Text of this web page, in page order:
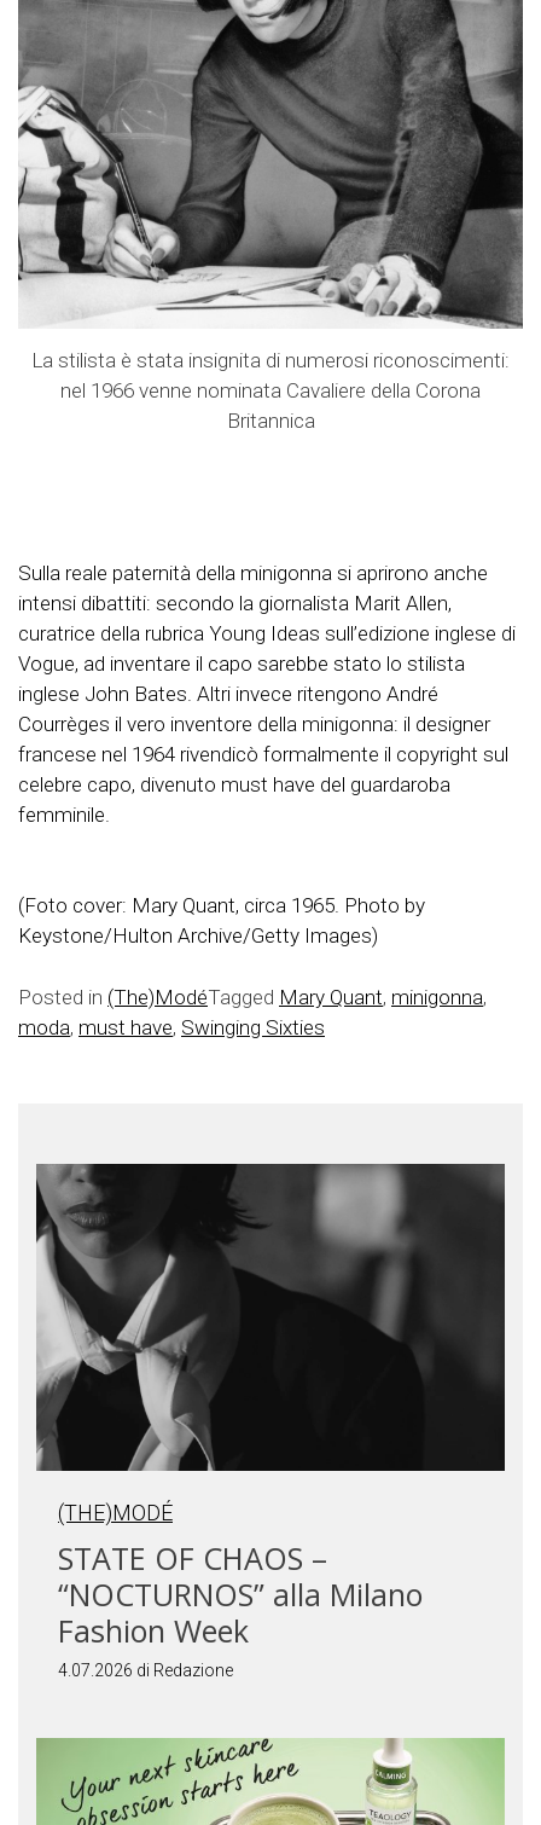
La stilista è stata insignita di numerosi riconoscimenti:
nel 1966 venne nominata Cavaliere della Corona
Britannica
Sulla reale paternità della minigonna si aprirono anche
intensi dibattiti: secondo la giornalista Marit Allen,
curatrice della rubrica Young Ideas sull’edizione inglese di
Vogue, ad inventare il capo sarebbe stato lo stilista
inglese John Bates. Altri invece ritengono André
Courrèges il vero inventore della minigonna: il designer
francese nel 1964 rivendicò formalmente il copyright sul
celebre capo, divenuto must have del guardaroba
femminile.
(Foto cover: Mary Quant, circa 1965. Photo by
Keystone/Hulton Archive/Getty Images)
Posted in (The)ModéTagged Mary Quant, minigonna,
moda, must have, Swinging Sixties
(THE)MODÉ
STATE OF CHAOS –
“NOCTURNOS” alla Milano
Fashion Week
4.07.2026 di Redazione